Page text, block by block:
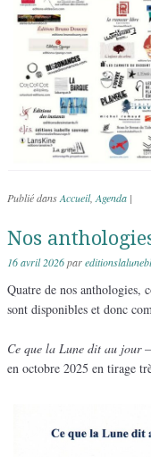
Publié dansAccueil, Agenda |
Nos
16 avril 2026par
Quatre de nos anthologies,
sont disponibles et donc
Ce que la Lune dit au jour–
en octobre 2025 en tirage